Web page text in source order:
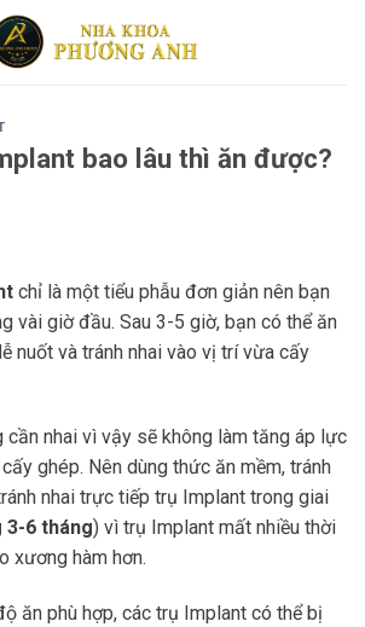
bao lâu thì ăn được?
chỉ là một tiểu phẫu đơn giản nên bạn
vài giờ đầu. Sau 3-5 giờ, bạn có thể ăn
nuốt và tránh nhai vào vị trí vừa cấy
cần nhai vì vậy sẽ không làm tăng áp lực
ghép. Nên dùng thức ăn mềm, tránh
nhai trực tiếp trụ Implant trong giai
3-6 tháng) vì trụ Implant mất nhiều thời
xương hàm hơn.
ăn phù hợp, các trụ Implant có thể bị